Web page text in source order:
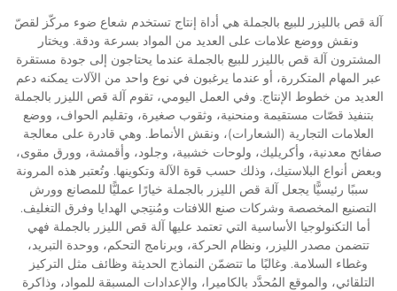
آلة قص بالليزر للبيع بالجملة هي أداة إنتاج تستخدم شعاع ضوء مركّز لقصّ
ونقش ووضع علامات على العديد من المواد بسرعة ودقة. ويختار
المشترون آلة قص بالليزر للبيع بالجملة عندما يحتاجون إلى جودة مستقرة
عبر المهام المتكررة، أو عندما يرغبون في نوع واحد من الآلات يمكنه دعم
العديد من خطوط الإنتاج. وفي العمل اليومي، تقوم آلة قص الليزر بالجملة
بتنفيذ قصّات مستقيمة ومنحنية، وثقوب صغيرة، وتقليم الحواف، ووضع
العلامات التجارية (الشعارات)، ونقش الأنماط. وهي قادرة على معالجة
صفائح معدنية، وأكريليك، ولوحات خشبية، وجلود، وأقمشة، وورق مقوى،
وبعض أنواع البلاستيك، وذلك حسب قوة الآلة وتكوينها. وتُعتبر هذه المرونة
سببًا رئيسيًّا يجعل آلة قص الليزر بالجملة خيارًا عمليًّا للمصانع وورش
التصنيع المخصصة وشركات صنع اللافتات ومُنتِجي الهدايا وفرق التغليف.
أما التكنولوجيا الأساسية التي تعتمد عليها آلة قص الليزر بالجملة فهي
تتضمن مصدر الليزر، ونظام الحركة، وبرنامج التحكم، ووحدة التبريد،
وغطاء السلامة. وغالبًا ما تتضمّن النماذج الحديثة وظائف مثل التركيز
التلقائي، والموقع المُحدَّد بالكاميرا، والإعدادات المسبقة للمواد، وذاكرة